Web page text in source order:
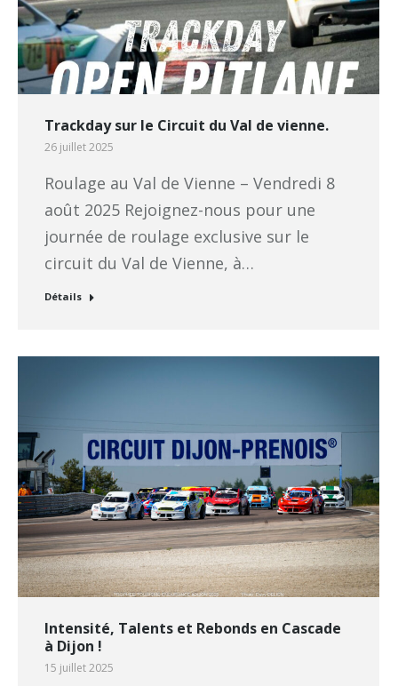
Trackday sur le Circuit du Val de vienne.
26 juillet 2025
Roulage au Val de Vienne – Vendredi 8
août 2025 Rejoignez-nous pour une
journée de roulage exclusive sur le
circuit du Val de Vienne, à…
Détails
Intensité, Talents et Rebonds en Cascade
à Dijon !
15 juillet 2025